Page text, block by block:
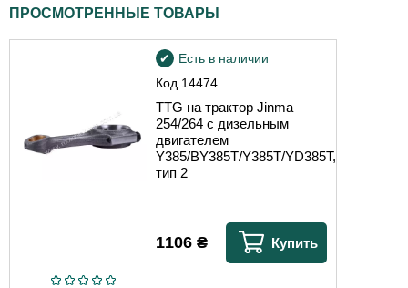
ПРОСМОТРЕННЫЕ ТОВАРЫ
Код 14474
Есть в наличии
TTG на трактор Jinma
254/264 с дизельным
двигателем
Y385/BY385T/Y385T/YD385T,
тип 2
1106 ₴ Купить